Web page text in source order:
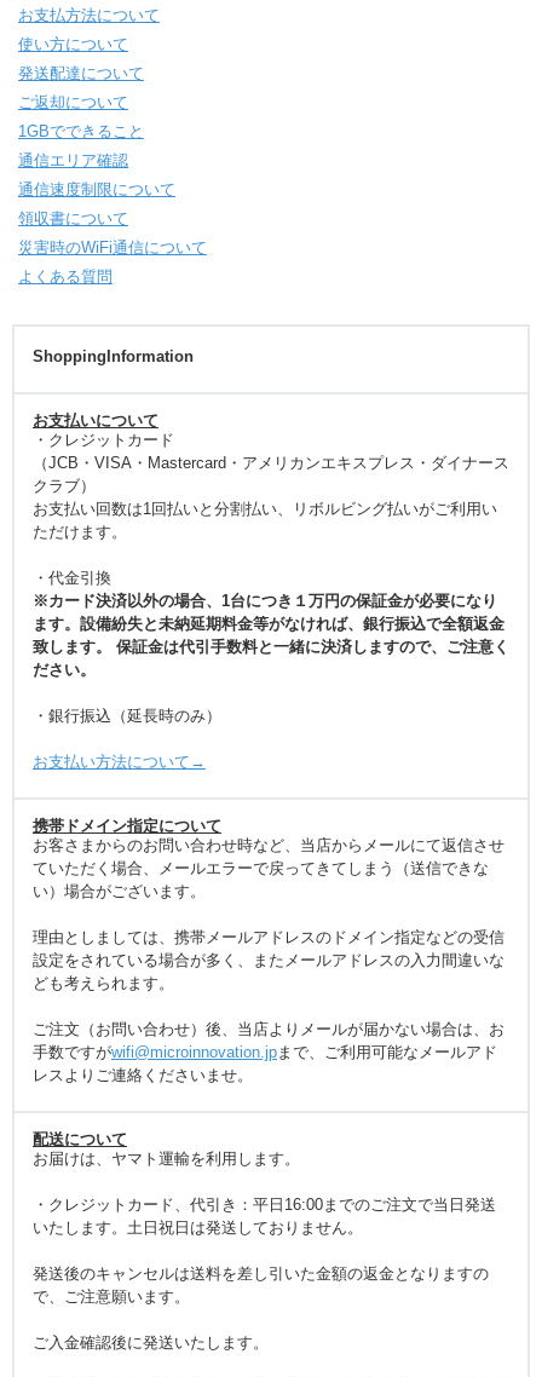
お支払方法について
使い方について
発送配達について
ご返却について
1GBでできること
通信エリア確認
通信速度制限について
領収書について
災害時のWiFi通信について
よくある質問
ShoppingInformation
お支払いについて
・クレジットカード
（JCB・VISA・Mastercard・アメリカンエキスプレス・ダイナース
クラブ）
お支払い回数は1回払いと分割払い、リボルビング払いがご利用い
ただけます。
・代金引換
※カード決済以外の場合、1台につき１万円の保証金が必要になり
ます。設備紛失と未納延期料金等がなければ、銀行振込で全額返金
致します。 保証金は代引手数料と一緒に決済しますので、ご注意く
ださい。
・銀行振込（延長時のみ）
お支払い方法について→
携帯ドメイン指定について
お客さまからのお問い合わせ時など、当店からメールにて返信させ
ていただく場合、メールエラーで戻ってきてしまう（送信できな
い）場合がございます。
理由としましては、携帯メールアドレスのドメイン指定などの受信
設定をされている場合が多く、またメールアドレスの入力間違いな
ども考えられます。
ご注文（お問い合わせ）後、当店よりメールが届かない場合は、お
手数ですがwifi@microinnovation.jp まで、ご利用可能なメールアド
レスよりご連絡くださいませ。
配送について
お届けは、ヤマト運輸を利用します。
・クレジットカード、代引き：平日16:00までのご注文で当日発送
いたします。土日祝日は発送しておりません。
発送後のキャンセルは送料を差し引いた金額の返金となりますの
で、ご注意願います。
ご入金確認後に発送いたします。